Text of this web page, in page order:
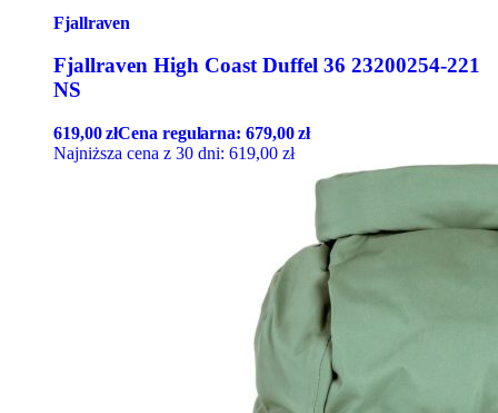
Fjallraven
Fjallraven High Coast Duffel 36 23200254-221
NS
619,00złCena regularna:679,00zł
Najniższa cena z 30 dni: 619,00 zł